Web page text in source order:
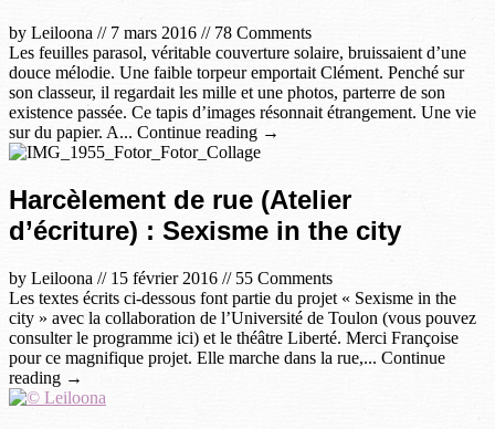
by Leiloona // 7 mars 2016 // 78 Comments
Les feuilles parasol, véritable couverture solaire, bruissaient d’une
douce mélodie. Une faible torpeur emportait Clément. Penché sur
son classeur, il regardait les mille et une photos, parterre de son
existence passée. Ce tapis d’images résonnait étrangement. Une vie
sur du papier. A... Continue reading →
Harcèlement de rue (Atelier
d’écriture) : Sexisme in the city
by Leiloona // 15 février 2016 // 55 Comments
Les textes écrits ci-dessous font partie du projet « Sexisme in the
city » avec la collaboration de l’Université de Toulon (vous pouvez
consulter le programme ici) et le théâtre Liberté. Merci Françoise
pour ce magnifique projet. Elle marche dans la rue,... Continue
reading →